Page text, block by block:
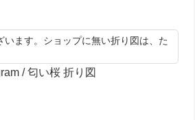
います。ショップに無い折り図は、た
/ 匂い桜 折り図